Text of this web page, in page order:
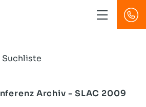
Suchliste
Archiv - SLAC 2009